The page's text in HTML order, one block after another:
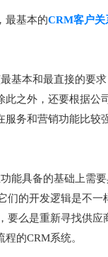
最基本的CRM客户关
基本和最直接的要
此之外，还要根据公
务和营销功能比较
能具备的基础上需
们的开发逻辑是不
要么是重新寻找供
的CRM系统。